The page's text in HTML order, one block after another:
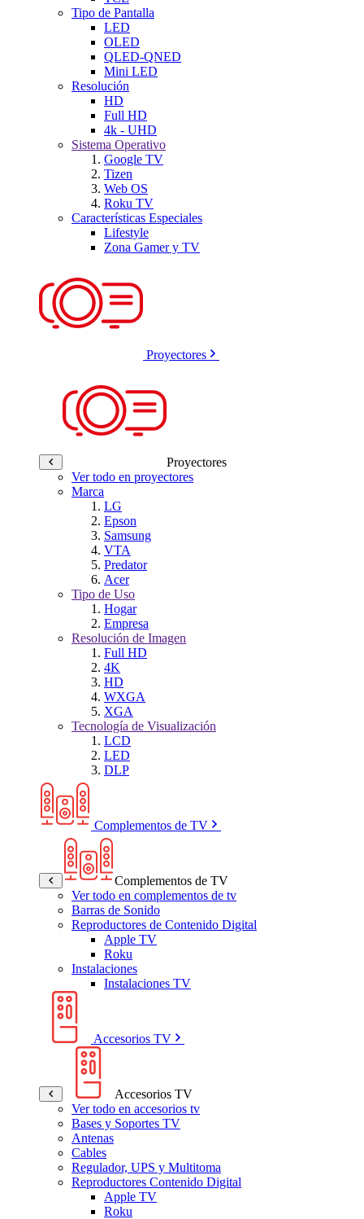
Tipo de Pantalla
LED
OLED
QLED-QNED
Mini LED
Resolución
HD
Full HD
4k - UHD
Sistema Operativo
Google TV
Tizen
Web OS
Roku TV
Características Especiales
Lifestyle
Zona Gamer y TV
Proyectores
Proyectores
Ver todo en proyectores
Marca
LG
Epson
Samsung
VTA
Predator
Acer
Tipo de Uso
Hogar
Empresa
Resolución de Imagen
Full HD
4K
HD
WXGA
XGA
Tecnología de Visualización
LCD
LED
DLP
Complementos de TV
Complementos de TV
Ver todo en complementos de tv
Barras de Sonido
Reproductores de Contenido Digital
Apple TV
Roku
Instalaciones
Instalaciones TV
Accesorios TV
Accesorios TV
Ver todo en accesorios tv
Bases y Soportes TV
Antenas
Cables
Regulador, UPS y Multitoma
Reproductores Contenido Digital
Apple TV
Roku